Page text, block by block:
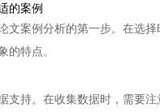
的案例
文案例分析的第一步。在选
特点。
支持。在收集数据时，需要